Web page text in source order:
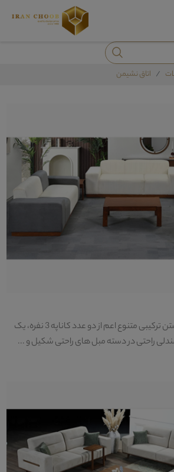
اتاق نشیمن
مبلمان راحتی لودارو با داشتن ترکیبی متنوع اعم از دو عدد کاناپه 3 نفره، یک
راحتی در دسته مبل های راحتی شکیل و ...